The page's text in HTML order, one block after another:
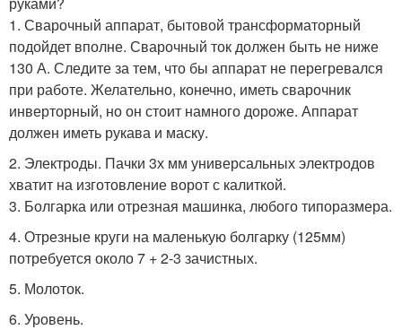
1. Сварочный аппарат, бытовой трансформаторный
подойдет вполне. Сварочный ток должен быть не ниже
130 А. Следите за тем, что бы аппарат не перегревался
при работе. Желательно, конечно, иметь сварочник
инверторный, но он стоит намного дороже. Аппарат
должен иметь рукава и маску.
2. Электроды. Пачки 3х мм универсальных электродов
хватит на изготовление ворот с калиткой.
3. Болгарка или отрезная машинка, любого типоразмера.
4. Отрезные круги на маленькую болгарку (125мм)
потребуется около 7 + 2-3 зачистных.
5. Молоток.
6. Уровень.